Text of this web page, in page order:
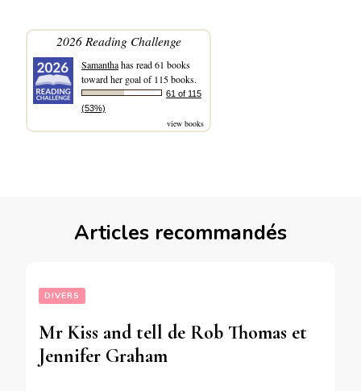
2026 Reading Challenge
Samanthahas read 61 books
toward her goal of 115 books.
61 of 115
(53%)
view books
Articles recommandés
DIVERS
Mr Kiss and tell de Rob Thomas et
Jennifer Graham